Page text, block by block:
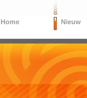
Home Nieuw